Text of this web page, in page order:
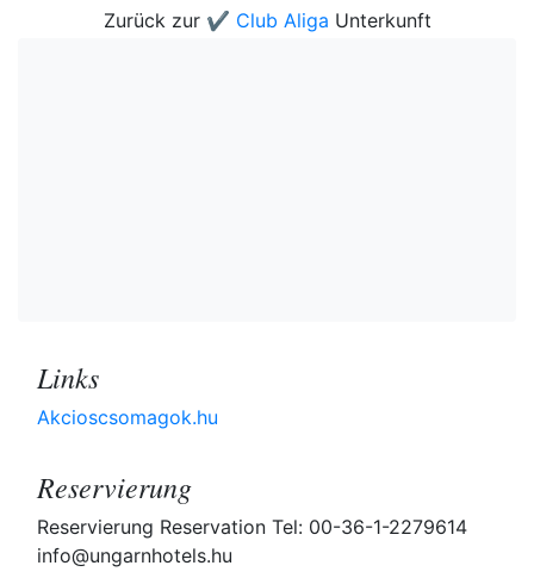
Zurück zur ✔️ Club Aliga Unterkunft
Links
Akcioscsomagok.hu
Reservierung
Reservierung Reservation Tel: 00-36-1-2279614
info@ungarnhotels.hu